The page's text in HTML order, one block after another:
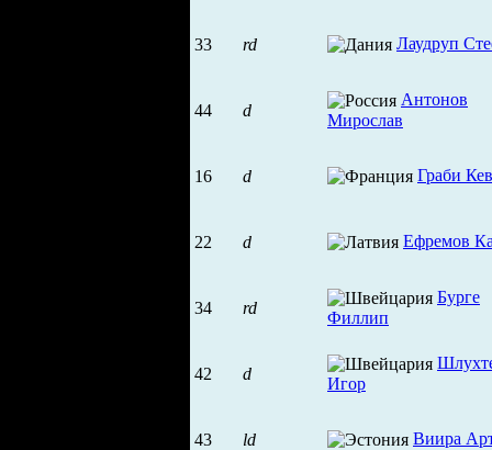
33 rd Лаудруп
44 d
Антонов
Мирослав
16 d Граби
22 d Ефремов
34 rd
Бурге
Филлип
42 d
Игор
43 ld Виира